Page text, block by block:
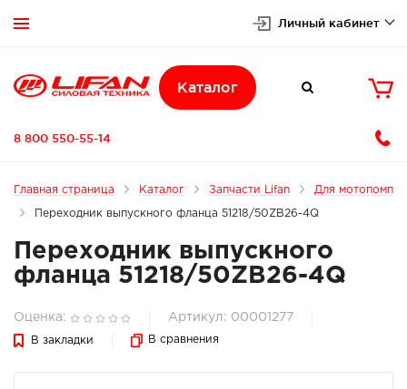
 Личный кабинет
Каталог  
8 800 550-55-14
Главная страница Каталог Запчасти Lifan Для мотопомп
Переходник выпускного фланца 51218/50ZB26-4Q
Переходник выпускного
фланца 51218/50ZB26-4Q
Оценка: Артикул: 00001277
В закладки В сравнения